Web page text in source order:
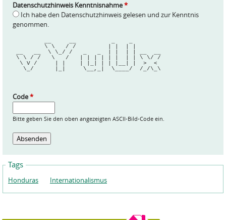
Datenschutzhinweis Kenntnisnahme*
Ich habe den Datenschutzhinweis gelesen und zur Kenntnis
genommen.
         \ \   / /         | |  | |
__   __  \ \_/ /   _   _  | |  | | __  __
\ \ / /   \   /   | | | | | |  | | \ \/ /
  \ V /     | |    | |_| | | |__| |  >  <
   \_/      |_|     \__,_|  \____/  /_/\_\
Code*
Bitte geben Sie den oben angezeigten ASCII-Bild-Code ein.
Tags
Honduras Internationalismus